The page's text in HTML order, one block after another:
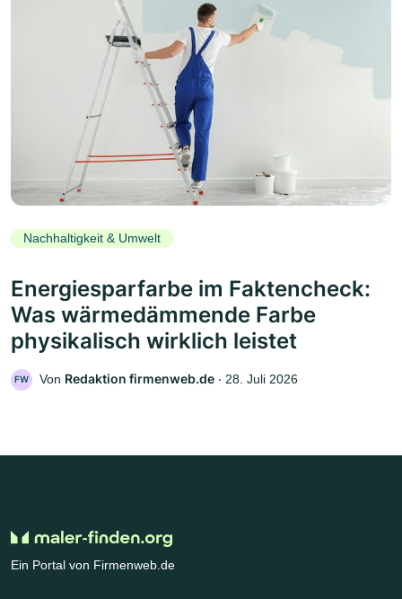
Nachhaltigkeit & Umwelt
Energiesparfarbe im Faktencheck:
Was wärmedämmende Farbe
physikalisch wirklich leistet
FW Von Redaktion firmenweb.de ‧ 28. Juli 2026
Ein Portal von Firmenweb.de